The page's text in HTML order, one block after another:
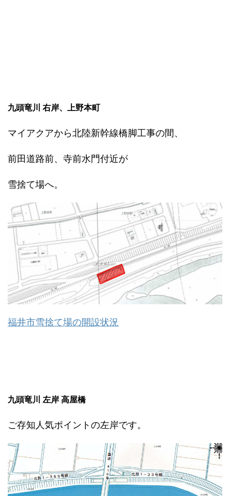
九頭竜川 右岸、上野本町
マイアクアから北陸新幹線橋脚工事の間、
前田道路前、寺前水門付近が
雪捨て場へ。
福井市雪捨て場の開設状況
九頭竜川 左岸 高屋橋
ご存知人気ポイントの左岸です。